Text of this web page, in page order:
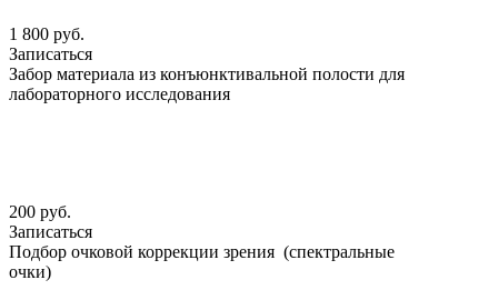
1 800 руб.
Записаться
Забор материала из конъюнктивальной полости для
лабораторного исследования
200 руб.
Записаться
Подбор очковой коррекции зрения (спектральные
очки)